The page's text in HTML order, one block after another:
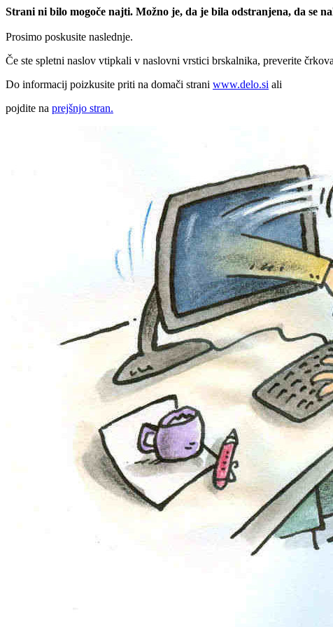
Strani ni bilo mogoče najti. Možno je, da je bila odstranjena, da se
Prosimo poskusite naslednje.
Če ste spletni naslov vtipkali v naslovni vrstici brskalnika, preverite
Do informacij poizkusite priti na domači strani www.delo.si ali
pojdite na prejšnjo stran.